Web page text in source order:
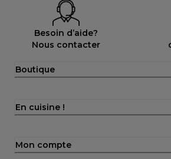
Besoin d’aide?
Nous contacter
Boutique
En cuisine !
Mon compte